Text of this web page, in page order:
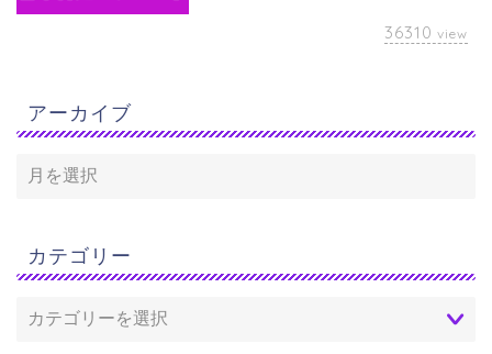
36310 view
アーカイブ
カテゴリー